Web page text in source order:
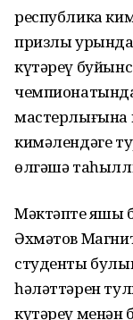
республика
призлы
күтәреү
мастерлығына
кимәлендәге
өлгәшә
Мәктәпте яҡшы
Әхмәтов
студенты
һәләттәрен
күтәреү менән